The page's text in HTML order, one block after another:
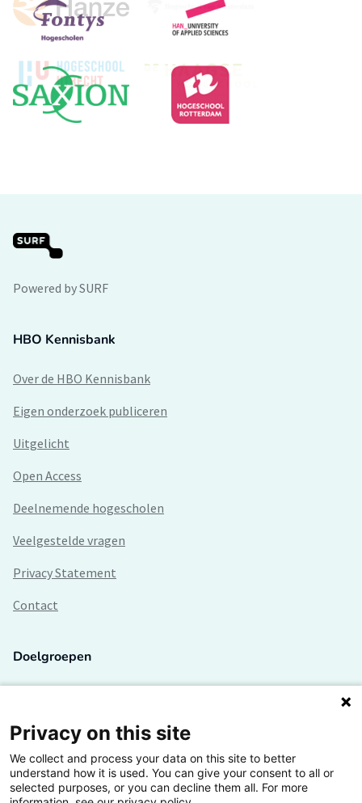
Powered by SURF
HBO Kennisbank
Over de HBO Kennisbank
Eigen onderzoek publiceren
Uitgelicht
Open Access
Deelnemende hogescholen
Veelgestelde vragen
Privacy Statement
Contact
Doelgroepen
Lectoren en onderzoekers
Bedrijven
Hogescholen
Privacy on this site
We collect and process your data on this site to better
understand how it is used. You can give your consent to all or
selected purposes, or you can decline them all. For more